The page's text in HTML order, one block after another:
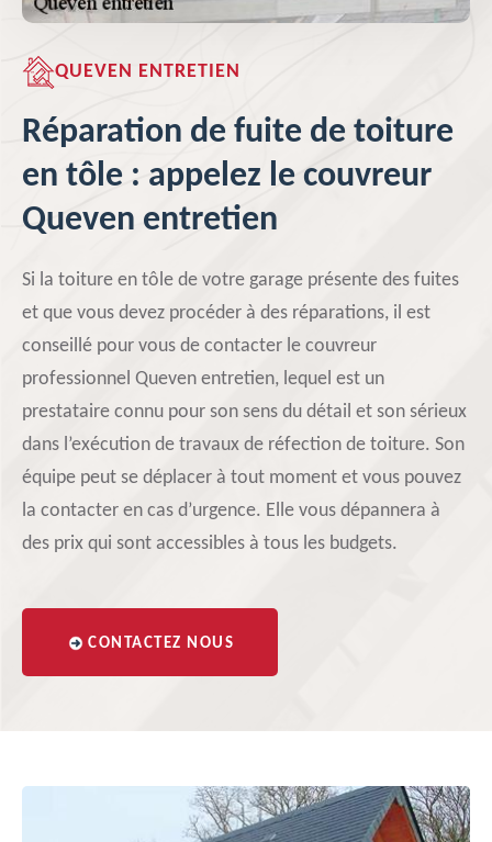
QUEVEN ENTRETIEN
Réparation de fuite de toiture
en tôle : appelez le couvreur
Queven entretien
Si la toiture en tôle de votre garage présente des fuites
et que vous devez procéder à des réparations, il est
conseillé pour vous de contacter le couvreur
professionnel Queven entretien, lequel est un
prestataire connu pour son sens du détail et son sérieux
dans l’exécution de travaux de réfection de toiture. Son
équipe peut se déplacer à tout moment et vous pouvez
la contacter en cas d’urgence. Elle vous dépannera à
des prix qui sont accessibles à tous les budgets.
CONTACTEZ NOUS